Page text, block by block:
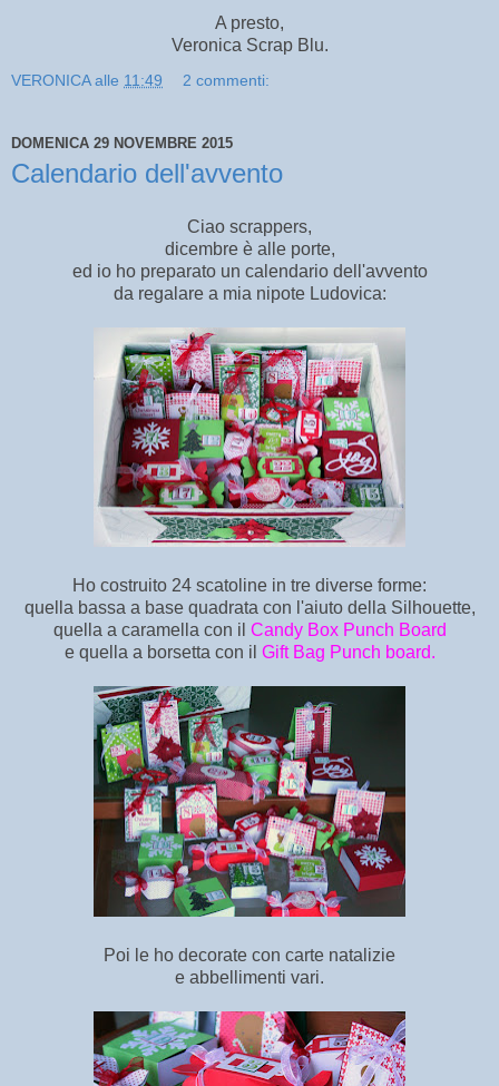
A presto,
Veronica Scrap Blu.
VERONICA alle 11:49 2 commenti:
DOMENICA 29 NOVEMBRE 2015
Calendario dell'avvento
Ciao scrappers,
dicembre è alle porte,
ed io ho preparato un calendario dell'avvento
da regalare a mia nipote Ludovica:
Ho costruito 24 scatoline in tre diverse forme:
quella bassa a base quadrata con l'aiuto della Silhouette,
quella a caramella con il Candy Box Punch Board
e quella a borsetta con il Gift Bag Punch board.
Poi le ho decorate con carte natalizie
e abbellimenti vari.